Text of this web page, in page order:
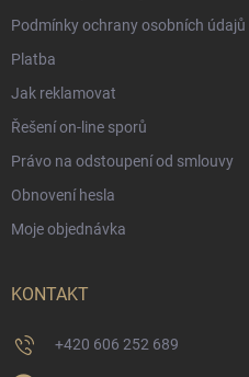
Podmínky ochrany osobních údajů
Platba
Jak reklamovat
Řešení on-line sporů
Právo na odstoupení od smlouvy
Obnovení hesla
Moje objednávka
KONTAKT
+420 606 252 689